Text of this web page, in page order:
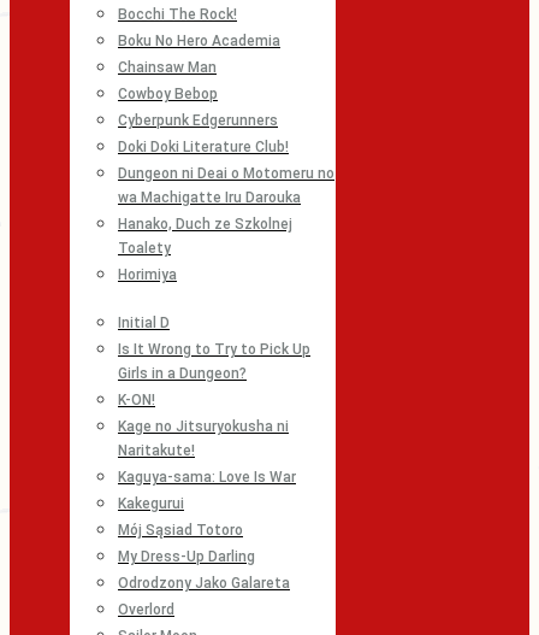
Bocchi The Rock!
Boku No Hero Academia
Chainsaw Man
Cowboy Bebop
Cyberpunk Edgerunners
Doki Doki Literature Club!
Dungeon ni Deai o Motomeru no
wa Machigatte Iru Darouka
Hanako, Duch ze Szkolnej
Toalety
Horimiya
Initial D
Is It Wrong to Try to Pick Up
Girls in a Dungeon?
K-ON!
Kage no Jitsuryokusha ni
Naritakute!
Kaguya-sama: Love Is War
Kakegurui
Mój Sąsiad Totoro
My Dress-Up Darling
Odrodzony Jako Galareta
Overlord